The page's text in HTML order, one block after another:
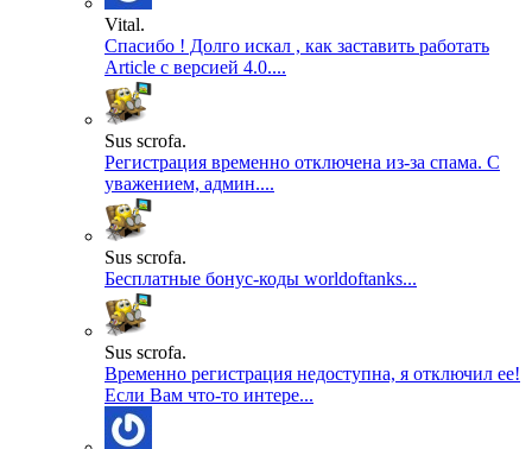
Vital.
Спасибо ! Долго искал , как заставить работать
Article с версией 4.0....
Sus scrofa.
Регистрация временно отключена из-за спама. С
уважением, админ....
Sus scrofa.
Бесплатные бонус-коды worldoftanks...
Sus scrofa.
Временно регистрация недоступна, я отключил ее!
Если Вам что-то интере...